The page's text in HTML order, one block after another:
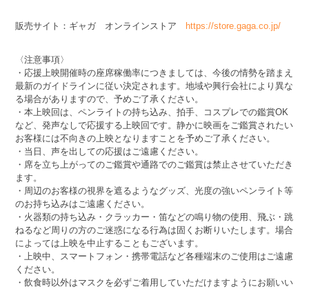
販売サイト：ギャガ オンラインストア https://store.gaga.co.jp/
〈注意事項〉
・応援上映開催時の座席稼働率につきましては、今後の情勢を踏まえ
最新のガイドラインに従い決定されます。地域や興行会社により異な
る場合がありますので、予めご了承ください。
・本上映回は、ペンライトの持ち込み、拍手、コスプレでの鑑賞OK
など、発声なしで応援する上映回です。静かに映画をご鑑賞されたい
お客様には不向きの上映となりますことを予めご了承ください。
・当日、声を出しての応援はご遠慮ください。
・席を立ち上がってのご鑑賞や通路でのご鑑賞は禁止させていただき
ます。
・周辺のお客様の視界を遮るようなグッズ、光度の強いペンライト等
のお持ち込みはご遠慮ください。
・火器類の持ち込み・クラッカー・笛などの鳴り物の使用、飛ぶ・跳
ねるなど周りの方のご迷惑になる行為は固くお断りいたします。場合
によっては上映を中止することもございます。
・上映中、スマートフォン・携帯電話など各種端末のご使用はご遠慮
ください。
・飲食時以外はマスクを必ずご着用していただけますようにお願いい